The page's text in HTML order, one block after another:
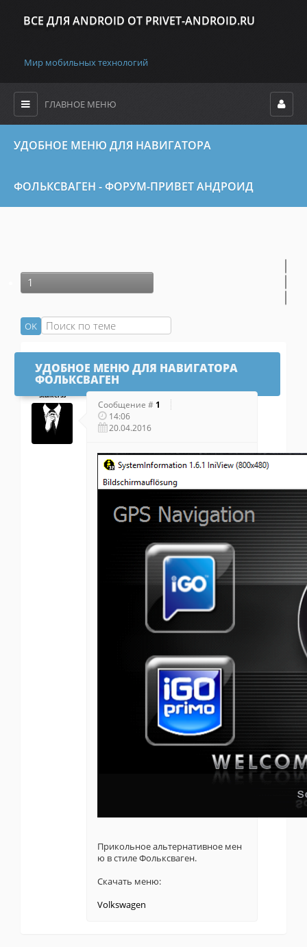
ВСЕ ДЛЯ ANDROID ОТ PRIVET-ANDROID.RU
Мир мобильных технологий
ГЛАВНОЕ МЕНЮ
УДОБНОЕ МЕНЮ ДЛЯ НАВИГАТОРА
ФОЛЬКСВАГЕН - ФОРУМ-ПРИВЕТ АНДРОИД
1
УДОБНОЕ МЕНЮ ДЛЯ НАВИГАТОРА
ФОЛЬКСВАГЕН
stalkerss
Сообщение # 1
14:06
20.04.2016
Прикольное альтернативное мен
ю в стиле Фольксваген.
Скачать меню:
Volkswagen